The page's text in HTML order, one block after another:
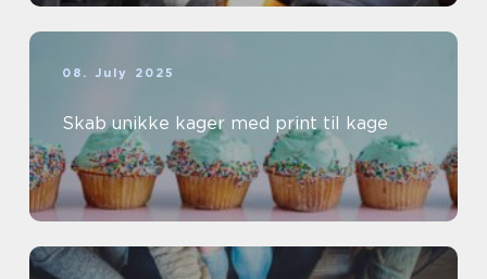
08. July 2025
Skab unikke kager med print til kage